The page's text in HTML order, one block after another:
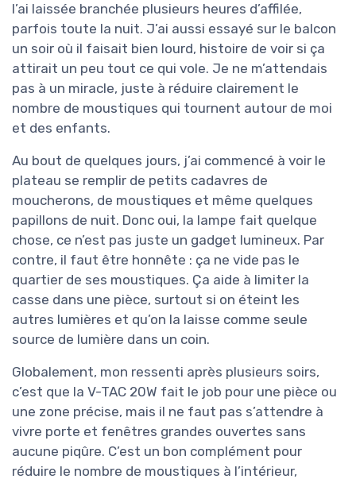
l’ai laissée branchée plusieurs heures d’affilée,
parfois toute la nuit. J’ai aussi essayé sur le balcon
un soir où il faisait bien lourd, histoire de voir si ça
attirait un peu tout ce qui vole. Je ne m’attendais
pas à un miracle, juste à réduire clairement le
nombre de moustiques qui tournent autour de moi
et des enfants.
Au bout de quelques jours, j’ai commencé à voir le
plateau se remplir de petits cadavres de
moucherons, de moustiques et même quelques
papillons de nuit. Donc oui, la lampe fait quelque
chose, ce n’est pas juste un gadget lumineux. Par
contre, il faut être honnête : ça ne vide pas le
quartier de ses moustiques. Ça aide à limiter la
casse dans une pièce, surtout si on éteint les
autres lumières et qu’on la laisse comme seule
source de lumière dans un coin.
Globalement, mon ressenti après plusieurs soirs,
c’est que la V-TAC 20W fait le job pour une pièce ou
une zone précise, mais il ne faut pas s’attendre à
vivre porte et fenêtres grandes ouvertes sans
aucune piqûre. C’est un bon complément pour
réduire le nombre de moustiques à l’intérieur,